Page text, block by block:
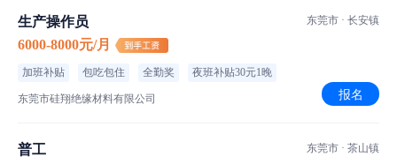
生产操作员
6000-8000元/月
加班补贴 包吃包住 全勤奖 夜班补贴30元1晚
东莞市硅翔绝缘材料有限公司
东莞市 · 长安镇
报名
普工
东莞市 · 茶山镇